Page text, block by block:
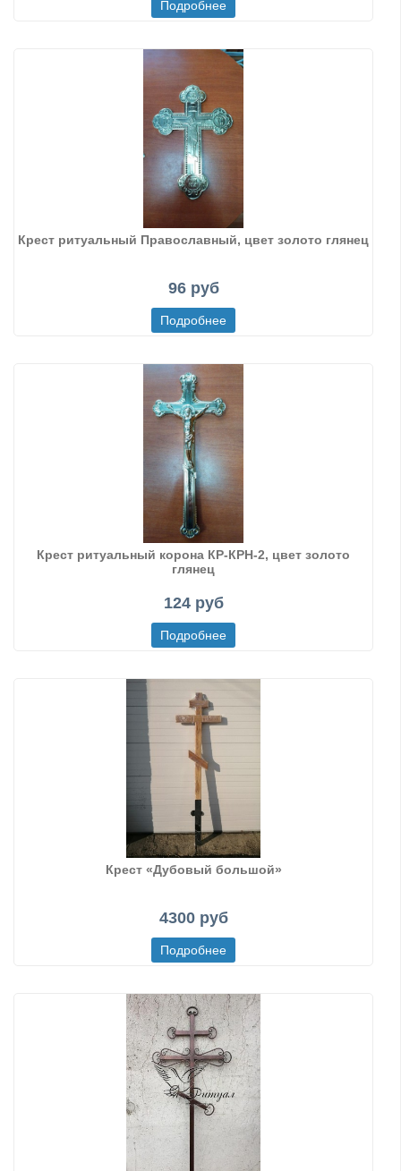
Крест ритуальный Православный, цвет золото глянец
96 руб
Крест ритуальный корона КР-КРН-2, цвет золото
глянец
124 руб
Крест «Дубовый большой»
4300 руб